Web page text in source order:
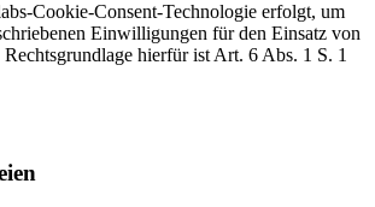
Cookie-Consent-Technologie erfolgt, um
Einwilligungen für den Einsatz von
hierfür ist Art. 6 Abs. 1 S. 1